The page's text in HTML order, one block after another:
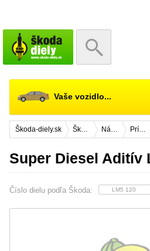
Vaše vozidlo...
Škoda-diely.sk Škoda Fabia Náhradné diely Príslušenstvo
Super Diesel Aditív
Číslo dielu podľa Škoda: LM5 120